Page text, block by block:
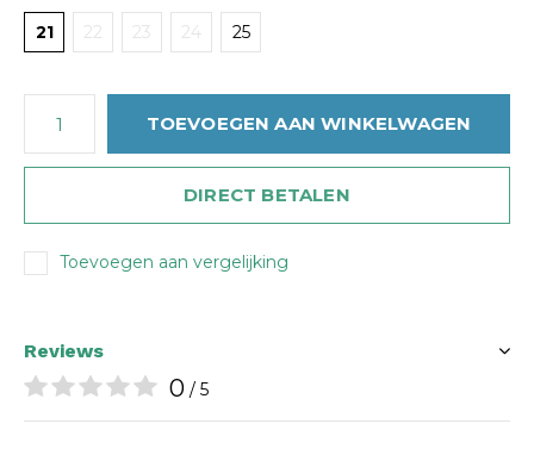
21 22 23 24 25
TOEVOEGEN AAN WINKELWAGEN
DIRECT BETALEN
Toevoegen aan vergelijking
Reviews
0 / 5